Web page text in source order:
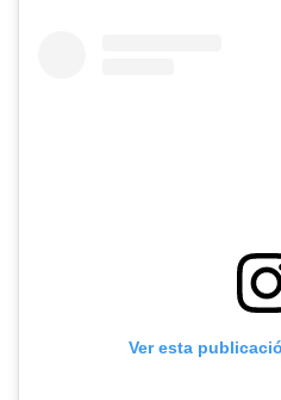
Ver esta